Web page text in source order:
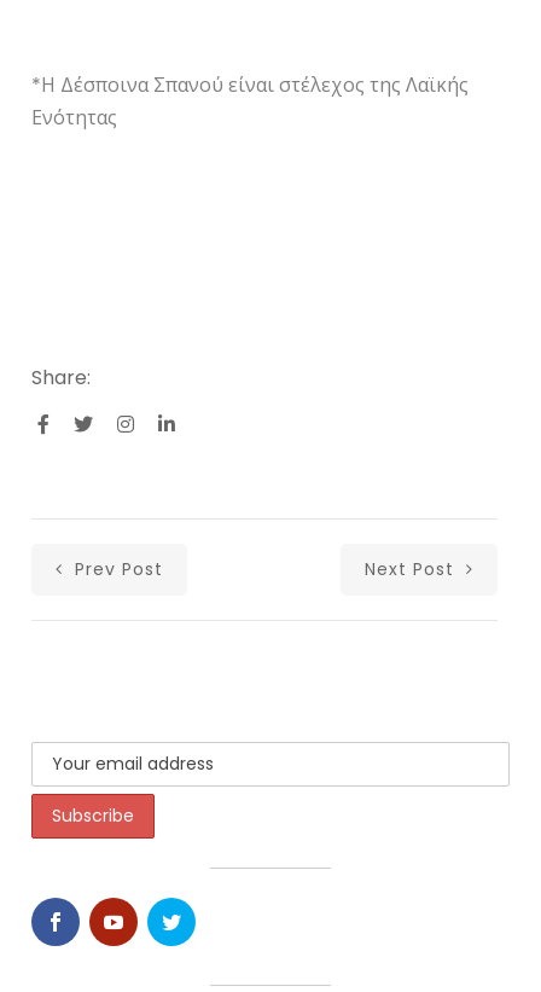
*Η Δέσποινα Σπανού είναι στέλεχος της Λαϊκής
Ενότητας
Share:
Prev Post Next Post